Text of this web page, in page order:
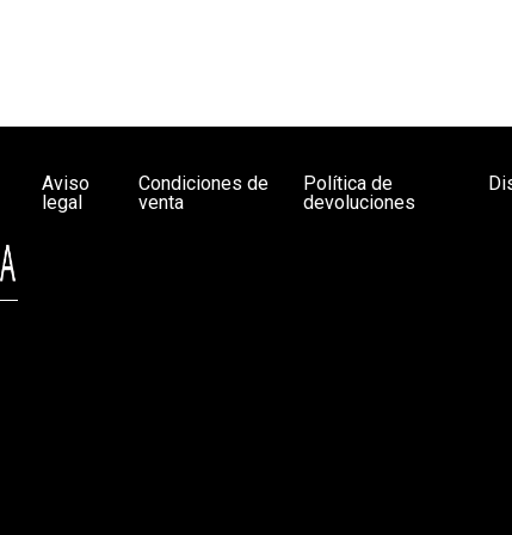
Aviso
legal
Condiciones de
venta
Política de
devoluciones